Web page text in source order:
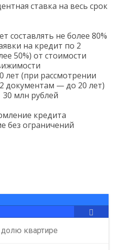
ставка на весь срок
составлять не более 80%
на кредит по 2
50%) от стоимости
лет (при рассмотрении
документам — до 20 лет)
30 млн рублей
кредита
без ограничений
квартире